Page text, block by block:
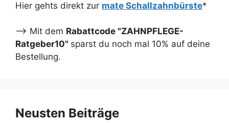
Hier gehts direkt zur mate Schallzahnbürste*
--> Mit dem Rabattcode "ZAHNPFLEGE-
Ratgeber10" sparst du noch mal 10% auf deine
Bestellung.
Neusten Beiträge